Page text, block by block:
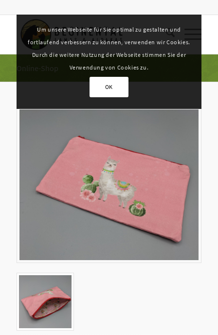
Online-Shop
Um unsere Webseite für Sie optimal zu gestalten und
fortlaufend verbessern zu können, verwenden wir Cookies.
Durch die weitere Nutzung der Webseite stimmen Sie der
Verwendung von Cookies zu.
OK